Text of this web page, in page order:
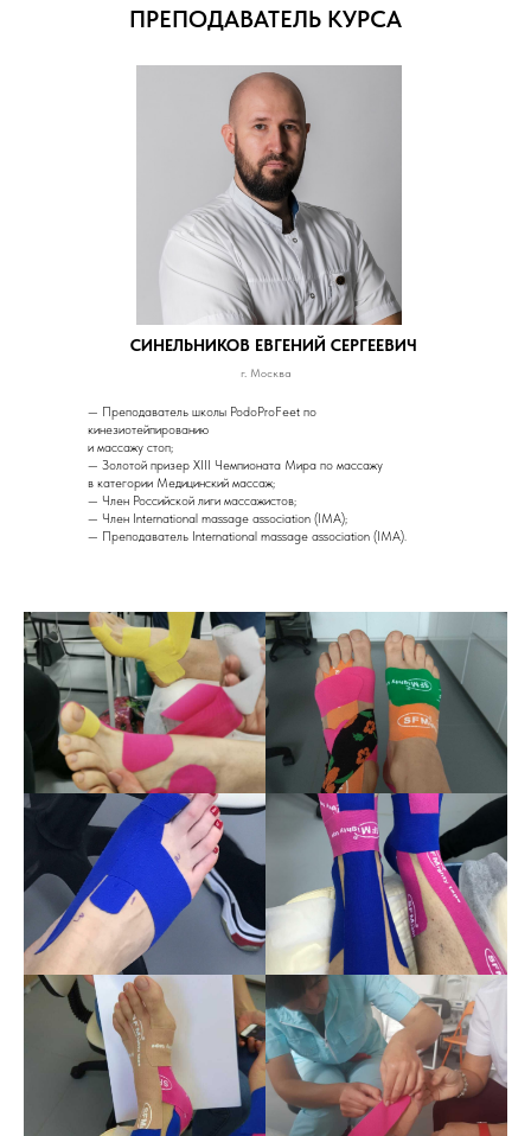
г. Москва
СИНЕЛЬНИКОВ ЕВГЕНИЙ СЕРГЕЕВИЧ
ПРЕПОДАВАТЕЛЬ КУРСА
— Преподаватель школы PodoProFeet по
кинезиотейпированию
и массажу стоп;
— Золотой призер XIII Чемпионата Мира по массажу
в категории Медицинский массаж;
— Член Российской лиги массажистов;
— Член International massage association (IMA);
— Преподаватель International massage association (IMA).